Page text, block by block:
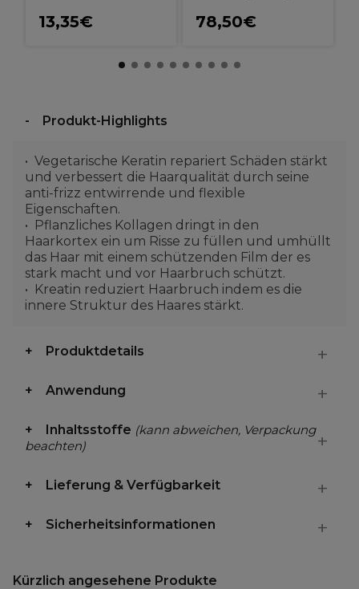
13,35€ 78,50€
Produkt-Highlights
Vegetarische Keratin repariert Schäden stärkt
und verbessert die Haarqualität durch seine
anti-frizz entwirrende und flexible
Eigenschaften.
Pflanzliches Kollagen dringt in den
Haarkortex ein um Risse zu füllen und umhüllt
das Haar mit einem schützenden Film der es
stark macht und vor Haarbruch schützt.
Kreatin reduziert Haarbruch indem es die
innere Struktur des Haares stärkt.
Produktdetails
Anwendung
Inhaltsstoffe (kann abweichen, Verpackung
beachten)
Lieferung & Verfügbarkeit
Sicherheitsinformationen
Kürzlich angesehene Produkte